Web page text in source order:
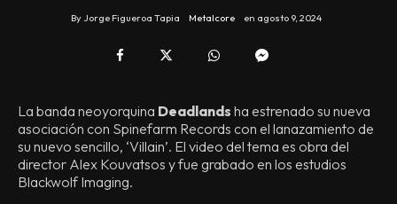
By Jorge Figueroa Tapia Metalcore en agosto 9, 2024
La banda neoyorquina Deadlands ha estrenado su nueva
asociación con Spinefarm Records con el lanazamiento de
su nuevo sencillo, ‘Villain’. El video del tema es obra del
director Alex Kouvatsos y fue grabado en los estudios
Blackwolf Imaging.